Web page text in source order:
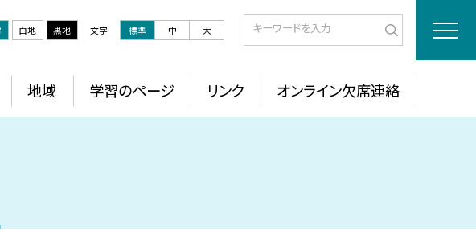
白地 黒地 文字 標準 中 大
地域 学習のページ リンク オンライン欠席連絡